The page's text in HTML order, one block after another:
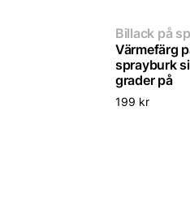
Billack på
Värmefärg
sprayburk
grader på
199 kr